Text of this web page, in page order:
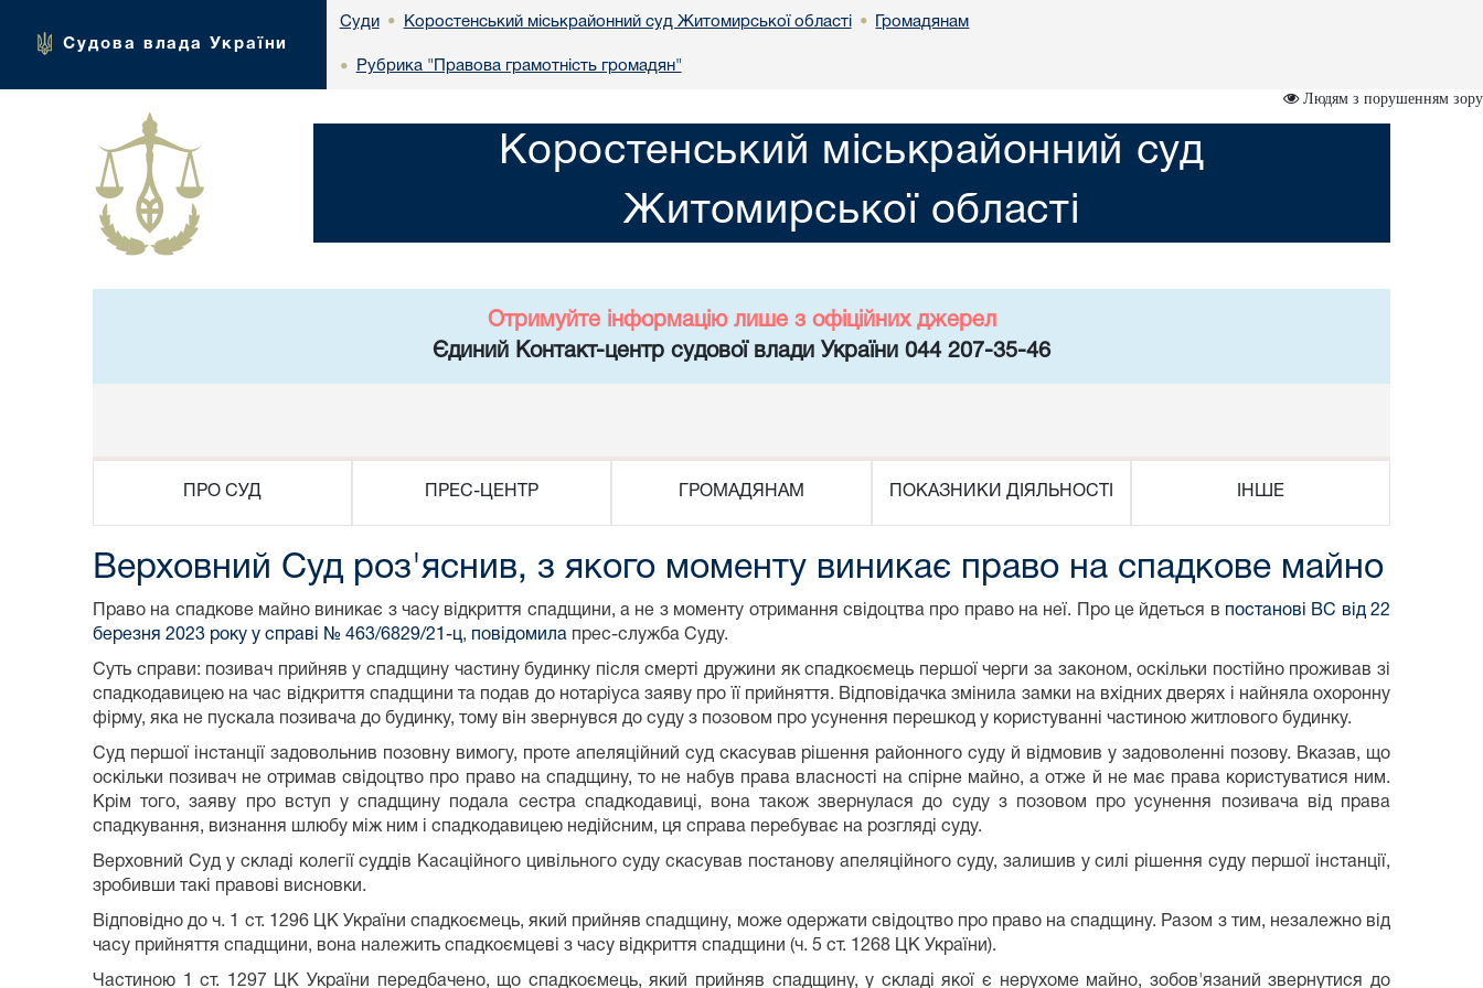
Судова влада України
Суди • Коростенський міськрайонний суд Житомирської області • Громадянам
• Рубрика "Правова грамотність громадян"
Людям з порушенням зору
Коростенський міськрайонний суд
Житомирської області
Отримуйте інформацію лише з офіційних джерел
Єдиний Контакт-центр судової влади України 044 207-35-46
ПРО СУД ПРЕС-ЦЕНТР ГРОМАДЯНАМ ПОКАЗНИКИ ДІЯЛЬНОСТІ ІНШЕ
Верховний Суд роз'яснив, з якого моменту виникає право на спадкове майно
Право на спадкове майно виникає з часу відкриття спадщини, а не з моменту отримання свідоцтва про право на неї. Про це йдеться в постанові ВС від 22
березня 2023 року у справі № 463/6829/21-ц, повідомила прес-служба Суду.
Суть справи: позивач прийняв у спадщину частину будинку після смерті дружини як спадкоємець першої черги за законом, оскільки постійно проживав зі
спадкодавицею на час відкриття спадщини та подав до нотаріуса заяву про її прийняття. Відповідачка змінила замки на вхідних дверях і найняла охоронну
фірму, яка не пускала позивача до будинку, тому він звернувся до суду з позовом про усунення перешкод у користуванні частиною житлового будинку.
Суд першої інстанції задовольнив позовну вимогу, проте апеляційний суд скасував рішення районного суду й відмовив у задоволенні позову. Вказав, що
оскільки позивач не отримав свідоцтво про право на спадщину, то не набув права власності на спірне майно, а отже й не має права користуватися ним.
Крім того, заяву про вступ у спадщину подала сестра спадкодавиці, вона також звернулася до суду з позовом про усунення позивача від права
спадкування, визнання шлюбу між ним і спадкодавицею недійсним, ця справа перебуває на розгляді суду.
Верховний Суд у складі колегії суддів Касаційного цивільного суду скасував постанову апеляційного суду, залишив у силі рішення суду першої інстанції,
зробивши такі правові висновки.
Відповідно до ч. 1 ст. 1296 ЦК України спадкоємець, який прийняв спадщину, може одержати свідоцтво про право на спадщину. Разом з тим, незалежно від
часу прийняття спадщини, вона належить спадкоємцеві з часу відкриття спадщини (ч. 5 ст. 1268 ЦК України).
Частиною 1 ст. 1297 ЦК України передбачено, що спадкоємець, який прийняв спадщину, у складі якої є нерухоме майно, зобов'язаний звернутися до